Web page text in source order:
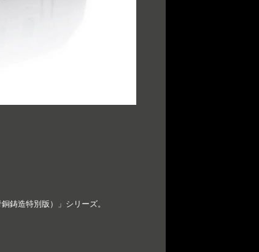
鋳造特別版）」シリーズ。